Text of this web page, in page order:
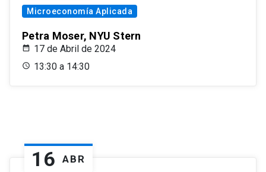
Microeconomía Aplicada
Petra Moser, NYU Stern
17 de Abril de 2024
13:30 a 14:30
16 ABR